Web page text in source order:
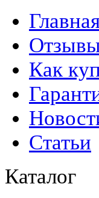
Как
Статьи
Каталог